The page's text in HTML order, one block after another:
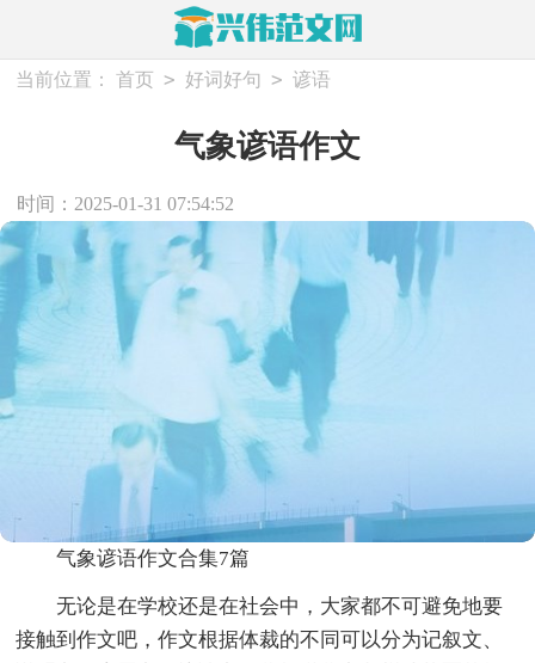
当前位置： 首页 > 好词好句 > 谚语
气象谚语作文
时间：2025-01-31 07:54:52
气象谚语作文合集7篇
无论是在学校还是在社会中，大家都不可避免地要
接触到作文吧，作文根据体裁的不同可以分为记叙文、